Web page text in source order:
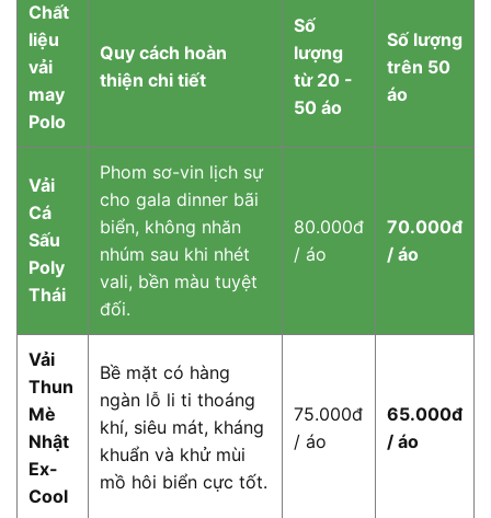
Chất
liệu
vải
may
Polo
Quy cách hoàn
thiện chi tiết
Số
lượng
từ 20 -
50 áo
Số lượng
trên 50
áo
Vải
Cá
Sấu
Poly
Thái
Phom sơ-vin lịch sự
cho gala dinner bãi
biển, không nhăn
nhúm sau khi nhét
vali, bền màu tuyệt
đối.
80.000đ
/ áo
70.000đ
/ áo
Vải
Thun
Mè
Nhật
Ex-
Cool
Bề mặt có hàng
ngàn lỗ li ti thoáng
khí, siêu mát, kháng
khuẩn và khử mùi
mồ hôi biển cực tốt.
75.000đ
/ áo
65.000đ
/ áo